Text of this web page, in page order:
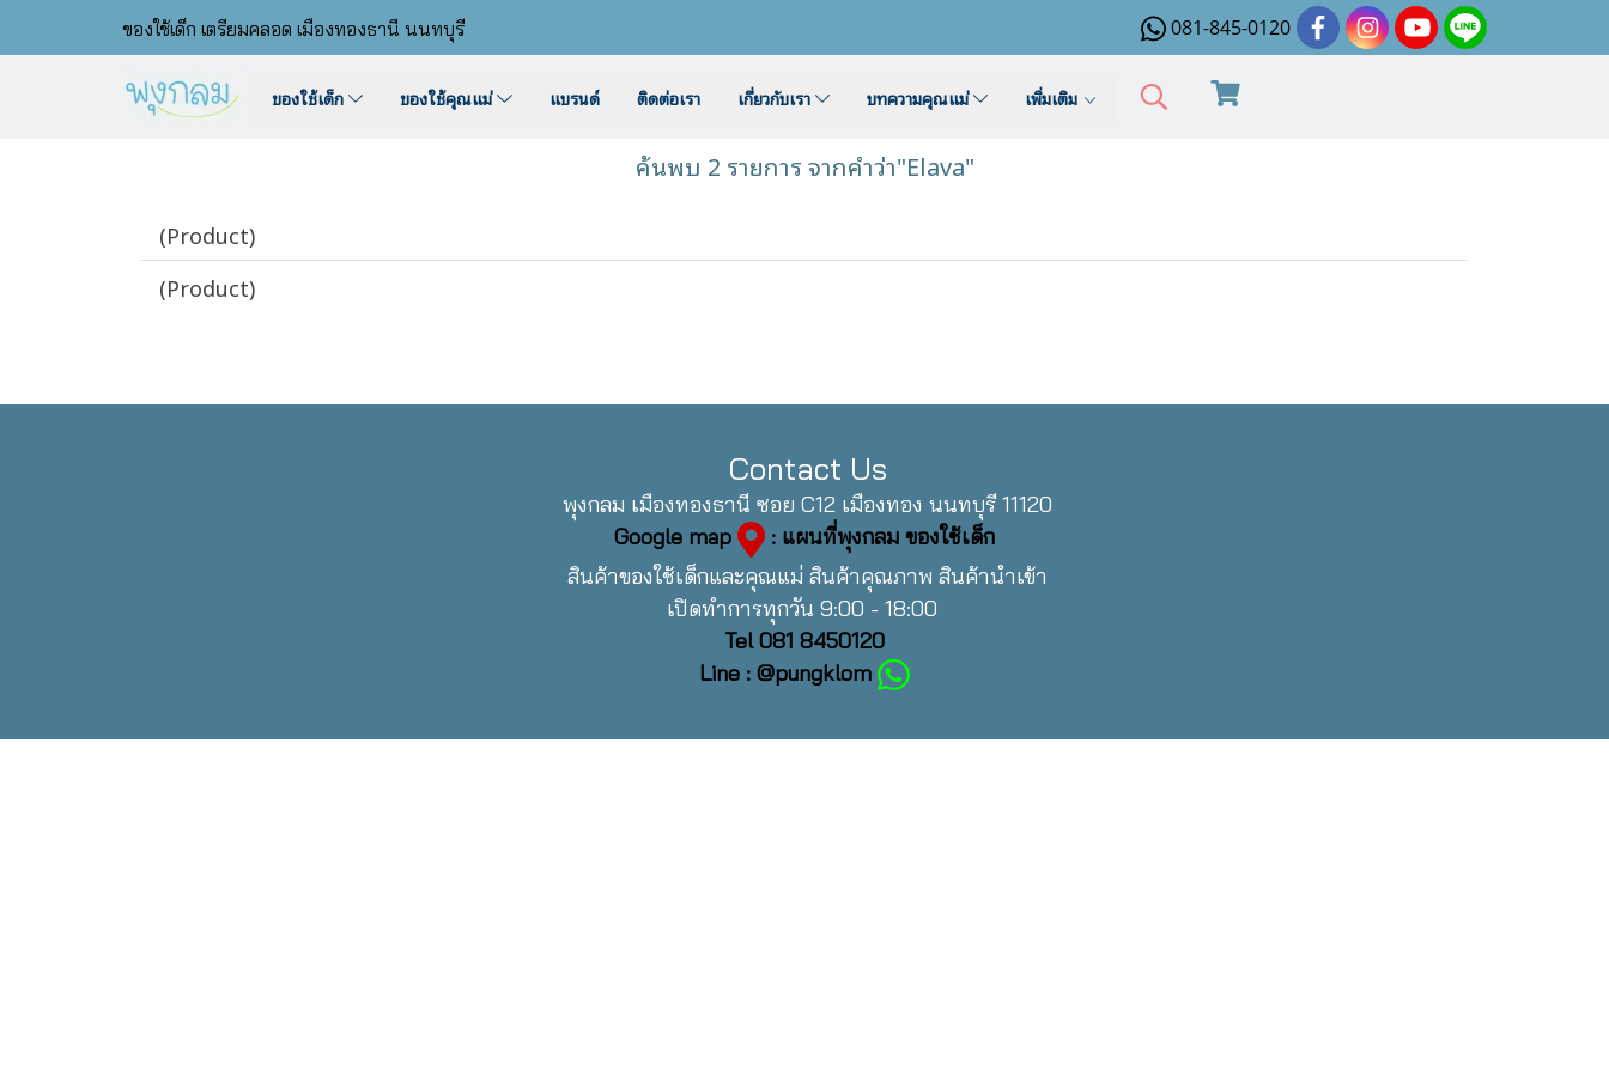
ของใช้เด็ก เตรียมคลอด เมืองทองธานี นนทบุรี 081-845-0120
ของใช้เด็ก ของใช้คุณแม่ แบรนด์ ติดต่อเรา เกี่ยวกับเรา บทความคุณแม่ เพิ่มเติม
ค้นพบ 2 รายการ จากคำว่า"Elava"
(Product)
(Product)
Contact Us
พุงกลม เมืองทองธานี ซอย C12 เมืองทอง นนทบุรี 11120
Google map
: แผนที่พุงกลม ของใช้เด็ก
สินค้าของใช้เด็กและคุณแม่ สินค้าคุณภาพ สินค้านำเข้า
เปิดทำการทุกวัน 9:00 - 18:00
Tel 081 8450120
Line : @pungklom